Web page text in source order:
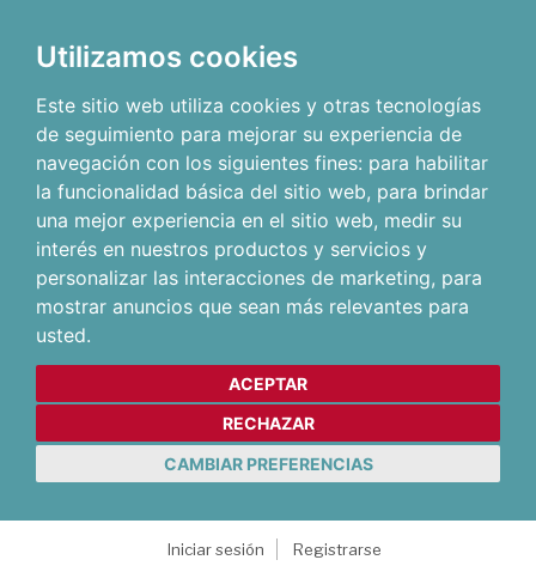
Utilizamos cookies
Este sitio web utiliza cookies y otras tecnologías
de seguimiento para mejorar su experiencia de
navegación con los siguientes fines: para habilitar
la funcionalidad básica del sitio web, para brindar
una mejor experiencia en el sitio web, medir su
interés en nuestros productos y servicios y
personalizar las interacciones de marketing, para
mostrar anuncios que sean más relevantes para
usted.
ACEPTAR
RECHAZAR
CAMBIAR PREFERENCIAS
Iniciar sesión
Registrarse